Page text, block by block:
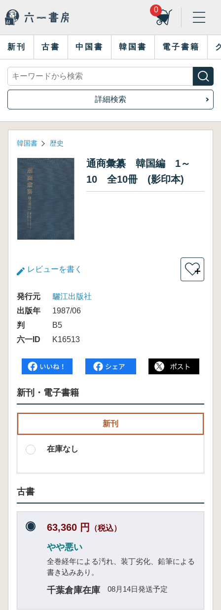
0
新刊 古書 中国書 韓国書 電子書籍
詳細検索
韓国書 歴史
通商彙纂 韓国編 1～
10 全10冊 (影印本)
レビューを書く ＋
発行元
驪江出版社
出版年
1987/06
判
B5
六一ID
K16513
新刊・電子書籍
新刊
在庫なし
古書
63,360 円 （税込）
やや悪い
全巻経年による汚れ、装丁劣化、鉛筆による
書き込みあり。
千葉倉庫在庫 08月14日発送予定